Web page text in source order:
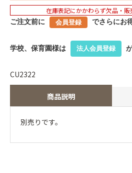
在庫表記にかかわらず欠品・販
ご注文前に 会員登録 でさらにお
学校、保育園様は 法人会員登録
商品説明
別売りです。
CU2322